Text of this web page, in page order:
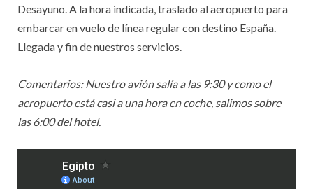
Desayuno. A la hora indicada, traslado al aeropuerto para
embarcar en vuelo de línea regular con destino España.
Llegada y fin de nuestros servicios.
Comentarios: Nuestro avión salía a las 9:30 y como el
aeropuerto está casi a una hora en coche, salimos sobre
las 6:00 del hotel.